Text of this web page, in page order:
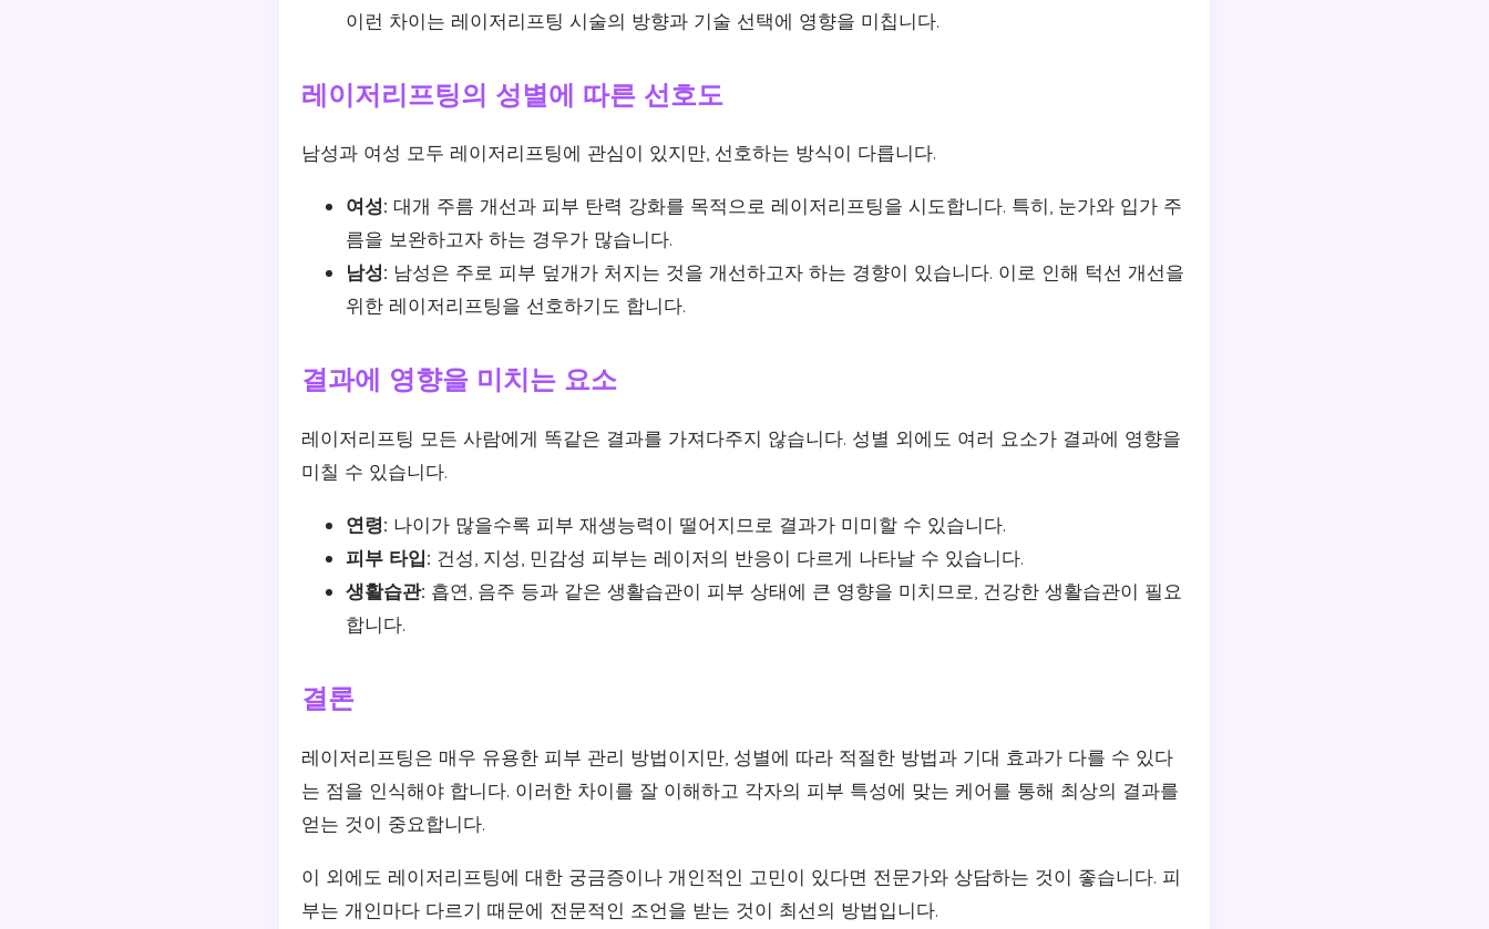
이런 차이는 레이저리프팅 시술의 방향과 기술 선택에 영향을 미칩니다.
레이저리프팅의 성별에 따른 선호도
남성과 여성 모두 레이저리프팅에 관심이 있지만, 선호하는 방식이 다릅니다.
여성: 대개 주름 개선과 피부 탄력 강화를 목적으로 레이저리프팅을 시도합니다. 특히, 눈가와 입가 주
름을 보완하고자 하는 경우가 많습니다.
남성: 남성은 주로 피부 덮개가 처지는 것을 개선하고자 하는 경향이 있습니다. 이로 인해 턱선 개선을
위한 레이저리프팅을 선호하기도 합니다.
결과에 영향을 미치는 요소
레이저리프팅 모든 사람에게 똑같은 결과를 가져다주지 않습니다. 성별 외에도 여러 요소가 결과에 영향을
미칠 수 있습니다.
연령: 나이가 많을수록 피부 재생능력이 떨어지므로 결과가 미미할 수 있습니다.
피부 타입: 건성, 지성, 민감성 피부는 레이저의 반응이 다르게 나타날 수 있습니다.
생활습관: 흡연, 음주 등과 같은 생활습관이 피부 상태에 큰 영향을 미치므로, 건강한 생활습관이 필요
합니다.
결론
레이저리프팅은 매우 유용한 피부 관리 방법이지만, 성별에 따라 적절한 방법과 기대 효과가 다를 수 있다
는 점을 인식해야 합니다. 이러한 차이를 잘 이해하고 각자의 피부 특성에 맞는 케어를 통해 최상의 결과를
얻는 것이 중요합니다.
이 외에도 레이저리프팅에 대한 궁금증이나 개인적인 고민이 있다면 전문가와 상담하는 것이 좋습니다. 피
부는 개인마다 다르기 때문에 전문적인 조언을 받는 것이 최선의 방법입니다.